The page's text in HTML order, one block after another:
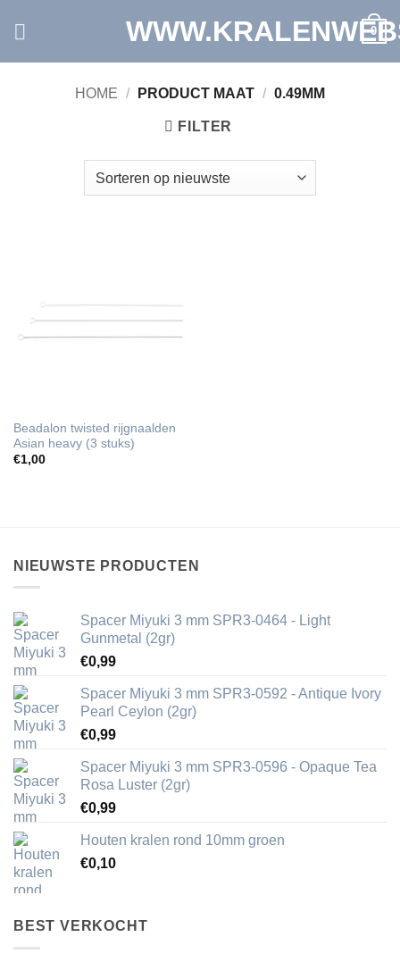
0
HOME / PRODUCT MAAT / 0.49MM
FILTER
Beadalon twisted rijgnaalden
Asian heavy (3 stuks)
€1,00
NIEUWSTE PRODUCTEN
Spacer Miyuki 3 mm SPR3-0464 - Light
Gunmetal (2gr)
€0,99
Spacer Miyuki 3 mm SPR3-0592 - Antique Ivory
Pearl Ceylon (2gr)
€0,99
Spacer Miyuki 3 mm SPR3-0596 - Opaque Tea
Rosa Luster (2gr)
€0,99
Houten kralen rond 10mm groen
€0,10
BEST VERKOCHT